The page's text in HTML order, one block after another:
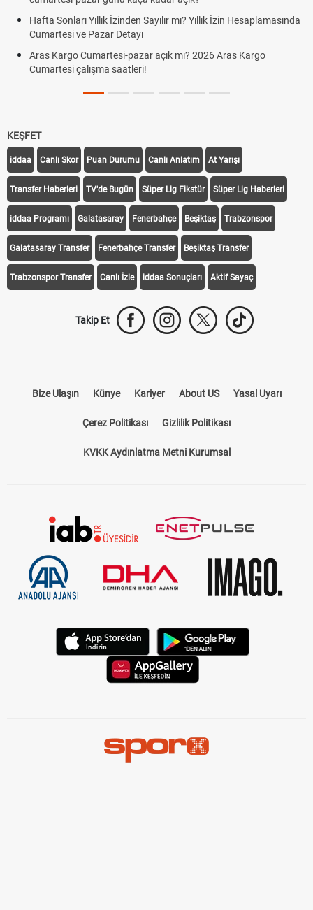
Hafta Sonları Yıllık İzinden Sayılır mı? Yıllık İzin Hesaplamasında
Cumartesi ve Pazar Detayı
Aras Kargo Cumartesi-pazar açık mı? 2026 Aras Kargo
Cumartesi çalışma saatleri!
KEŞFET
iddaa Canlı Skor Puan Durumu Canlı Anlatım At Yarışı
Transfer Haberleri TV'de Bugün Süper Lig Fikstür Süper Lig Haberleri
iddaa Programı Galatasaray Fenerbahçe Beşiktaş Trabzonspor
Galatasaray Transfer Fenerbahçe Transfer Beşiktaş Transfer
Trabzonspor Transfer Canlı İzle iddaa Sonuçları Aktif Sayaç
Takip Et
Bize Ulaşın Künye Kariyer About US Yasal Uyarı
Çerez Politikası Gizlilik Politikası
KVKK Aydınlatma Metni Kurumsal